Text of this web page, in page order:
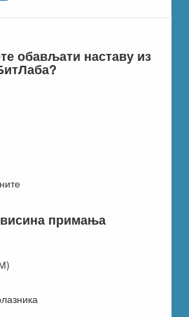
обављати наставу из
примања